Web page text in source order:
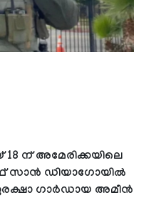
ന് അമേരിക്കയിലെ
സാന്‍ ഡിയാഗോയില്‍
ഗാര്‍ഡായ അമീന്‍